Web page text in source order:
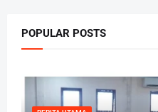
POPULAR POSTS